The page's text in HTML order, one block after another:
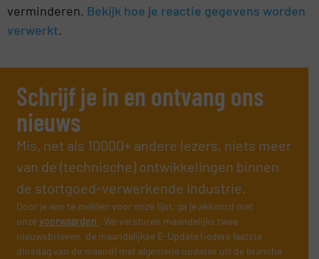
verminderen. Bekijk hoe je reactie gegevens worden
verwerkt.
Schrijf je in en ontvang ons
nieuws
Mis, net als 10000+ andere lezers, niets meer
van de (technische) ontwikkelingen binnen
de stortgoed-verwerkende industrie.
Door je aan te melden voor onze lijst, ga je akkoord met
onzevoorwaarden . We versturen maandelijks twee
nieuwsbrieven, de maandelijkse E-Update (iedere laatste
dinsdag van de maand) met algemene updates uit de branche